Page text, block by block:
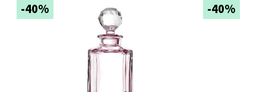
-40% -40%
Orkanger - Thon Senter Orkanger
Thon Senter Orkanger, Orkdalsveien 113, 7300
Åpent i dag 09-18